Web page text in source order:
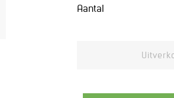
Aantal